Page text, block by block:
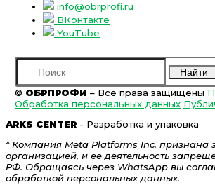
info@obrprofi.ru
ВКонтакте
YouTube
Найти
© ОБРПРОФИ – Все права защищены
Обработка персональных данных
ARKS CENTER - Разработка и упаковка
* Компания Meta Platforms Inc. признана
организацией, и ее деятельность
РФ. Обращаясь через WhatsApp вы
обработкой персональных данных.